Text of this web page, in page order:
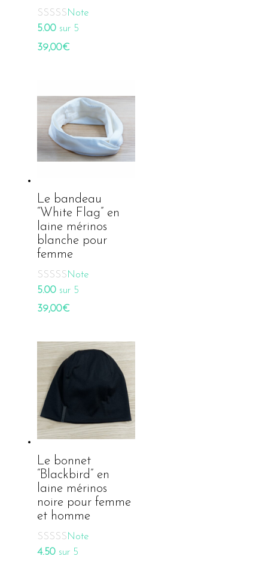
Note
5.00sur 5
39,00€
Le bandeau
“White Flag” en
laine mérinos
blanche pour
femme
Note
5.00sur 5
39,00€
Le bonnet
“Blackbird” en
laine mérinos
noire pour femme
et homme
Note
4.50sur 5